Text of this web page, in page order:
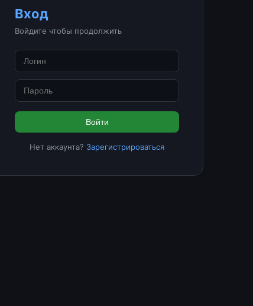
Вход
Войдите чтобы продолжить
Войти
Нет аккаунта? Зарегистрироваться